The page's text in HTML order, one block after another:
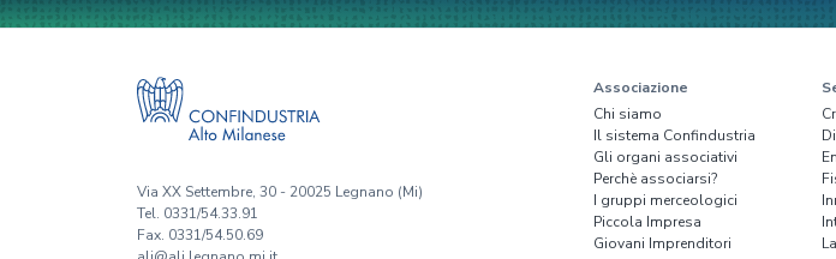
Via XX Settembre, 30 - 20025 Legnano (Mi)
Tel. 0331/54.33.91
Fax. 0331/54.50.69
Associazione
Chi siamo
Il sistema Confindustria
Gli organi associativi
Perchè associarsi?
I gruppi merceologici
Piccola Impresa
Giovani Imprenditori